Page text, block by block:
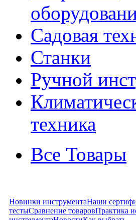
Садовая
Станки
Ручной
техника
Все Товары
Новинки инструментаНаши
тестыСравнение товаровПрактика